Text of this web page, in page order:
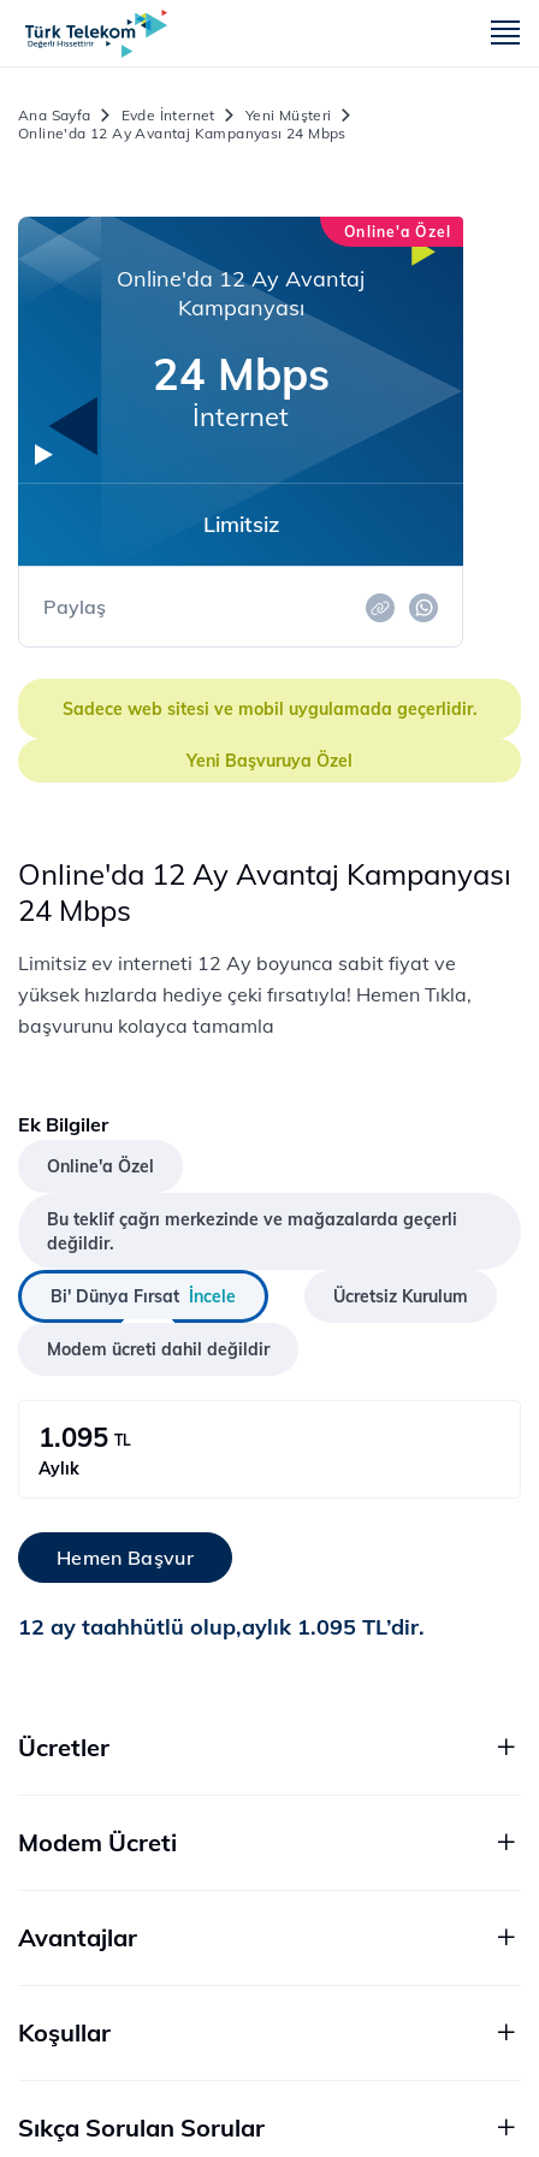
Ana Sayfa Evde İnternet
Yeni Müşteri
Online'da 12 Ay Avantaj Kampanyası 24 Mbps
Online'a Özel
Online'da 12 Ay Avantaj
Kampanyası
24 Mbps
İnternet
Limitsiz
Paylaş
Sadece web sitesi ve mobil uygulamada geçerlidir.
Yeni Başvuruya Özel
Online'da 12 Ay Avantaj Kampanyası
24 Mbps
Limitsiz ev interneti 12 Ay boyunca sabit fiyat ve
yüksek hızlarda hediye çeki fırsatıyla! Hemen Tıkla,
başvurunu kolayca tamamla
Ek Bilgiler
Online'a Özel
Bu teklif çağrı merkezinde ve mağazalarda geçerli
değildir.
Bi' Dünya Fırsat İncele Ücretsiz Kurulum
Modem ücreti dahil değildir
1.095 TL
Aylık
Hemen Başvur
12 ay taahhütlü olup,aylık 1.095 TL’dir.
Ücretler
Modem Ücreti
Avantajlar
Koşullar
Sıkça Sorulan Sorular